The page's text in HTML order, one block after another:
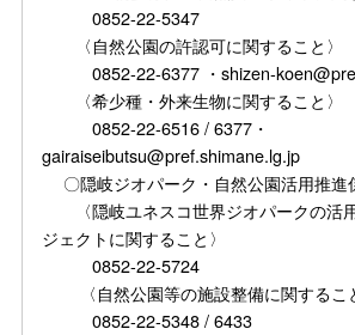
0852-22-5347
〈自然公園の許認可に関すること〉
0852-22-6377 ・shizen-
〈希少種・外来生物に関すること〉
0852-22-6516 / 6377・
gairaiseibutsu@pref.shimane.lg.jp
〇隠岐ジオパーク・自然公園活用推進
〈隠岐ユネスコ世界ジオパークの活
ジェクトに関すること〉
0852-22-5724
〈自然公園等の施設整備に関するこ
0852-22-5348 / 6433